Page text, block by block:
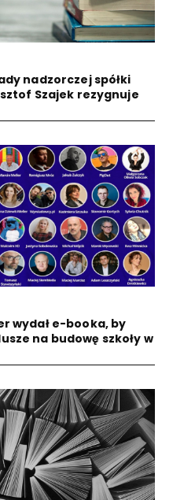
nadzorczej spółki
Szajek rezygnuje
wydał e-booka, by
na budowę szkoły w